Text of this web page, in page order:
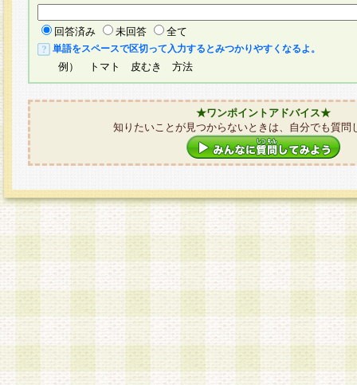
回答済み 未回答 全て
単語をスペースで区切って入力するとみつかりやすくなるよ。
例） トマト 皮むき 方法
★ワンポイントアドバイス★
知りたいことが見つからないときは、自分でも質問